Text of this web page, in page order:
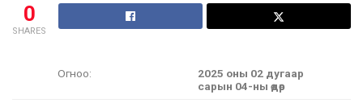
0
SHARES
Огноо:
2025 оны 02 дугаар
сарын 04-ны өдөр